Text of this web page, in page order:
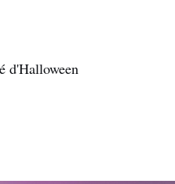
d'Halloween